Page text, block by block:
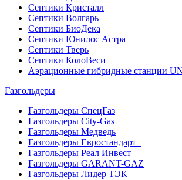
Септики Кристалл
Септики Волгарь
Септики БиоДека
Септики Юнилос Астра
Септики Тверь
Септики КолоВеси
Аэрационные гибридные станции
Газгольдеры
Газгольдеры СпецГаз
Газгольдеры City-Gas
Газгольдеры Медведь
Газгольдеры Евростандарт+
Газгольдеры Реал Инвест
Газгольдеры GARANT-GAZ
Газгольдеры Лидер ТЭК